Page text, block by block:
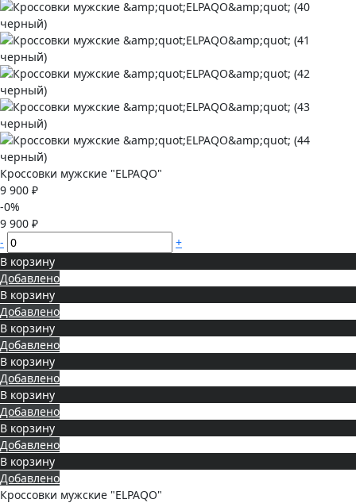
Кроссовки мужские "ELPAQO"
9 900 ₽
-0%
9 900 ₽
-
+
В корзину
Добавлено
В корзину
Добавлено
В корзину
Добавлено
В корзину
Добавлено
В корзину
Добавлено
В корзину
Добавлено
В корзину
Добавлено
Кроссовки мужские "ELPAQO"